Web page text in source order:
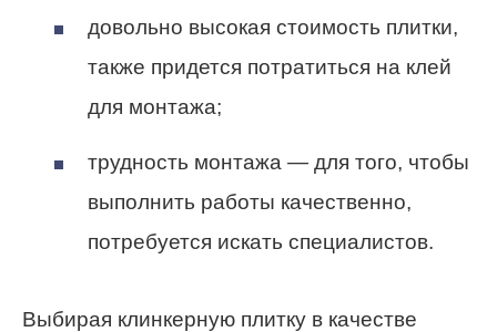
довольно высокая стоимость плитки,
также придется потратиться на клей
для монтажа;
трудность монтажа — для того, чтобы
выполнить работы качественно,
потребуется искать специалистов.
Выбирая клинкерную плитку в качестве